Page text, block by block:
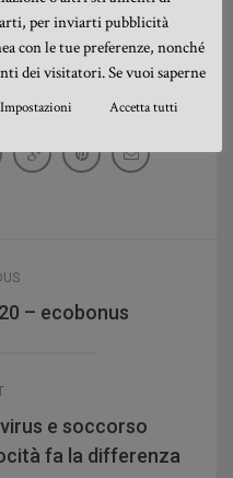
– ecobonus
e soccorso
fa la differenza
per inviarti pubblicità
con le tue preferenze, nonché
dei visitatori. Se vuoi saperne
Impostazioni Accetta tutti